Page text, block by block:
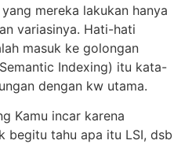
mereka lakukan hanya
variasinya. Hati-hati
masuk ke golongan
Indexing) itu kata-
dengan kw utama.
Kamu incar karena
begitu tahu apa itu LSI, dsb